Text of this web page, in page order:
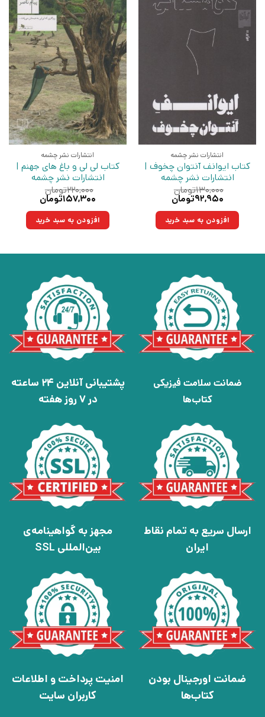
انتشارات نشر چشمه
کتاب ایوانف آنتوان چخوف |
انتشارات نشر چشمه
۱۳۰,۰۰۰تومان
قیمت
۱۳۰,۰۰۰تومان
بود.
۹۲,۹۵۰تومان
۹۲,۹۵۰تومان.افزودن به سبد خرید
انتشارات نشر چشمه
کتاب لی لی و باغ های جهنم |
انتشارات نشر چشمه
۲۲۰,۰۰۰تومان
قیمت
۲۲۰,۰۰۰تومان
بود.
۱۵۷,۳۰۰تومان
۱۵۷,۳۰۰تومان.افزودن به سبد خرید
ضمانت سلامت فیزیکی
کتاب‌ها
پشتیبانی آنلاین 24 ساعته
در 7 روز هفته
ارسال سریع به تمام نقاط
ایران
مجهز به گواهینامه‌ی
بین‌المللی SSL
ضمانت اورجینال بودن
کتاب‌ها
امنیت پرداخت و اطلاعات
کاربران سایت